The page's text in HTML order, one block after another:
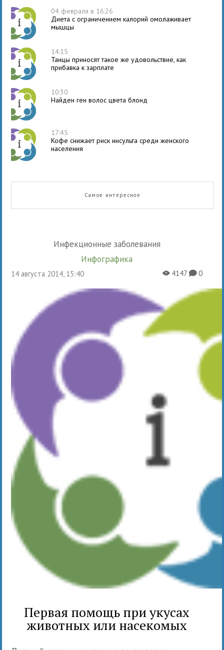
04 февраля в 16:26
Диета с ограничением калорий омолаживает
мышцы
14:15
Танцы приносят такое же удовольствие, как
прибавка к зарплате
10:30
Найден ген волос цвета блонд
17:45
Кофе снижает риск инсульта среди женского
населения
Самое интересное
Инфекционные заболевания
Инфографика
14 августа 2014, 15:40 X4147K0
Первая помощь при укусах
животных или насекомых